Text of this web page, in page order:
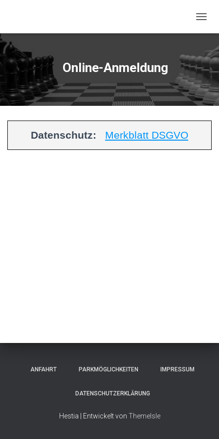
Online-Anmeldung
Datenschutz: Merkblatt DSGVO
ANFAHRT PARKMÖGLICHKEITEN IMPRESSUM
DATENSCHUTZERKLÄRUNG
Hestia | Entwickelt von ThemeIsle